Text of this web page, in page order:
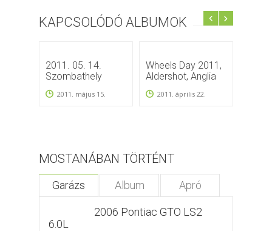
KAPCSOLÓDÓ ALBUMOK
2011. 05. 14.
Szombathely
2011. május 15.
Wheels Day 2011,
Aldershot, Anglia
2011. április 22.
MOSTANÁBAN TÖRTÉNT
Garázs Album Apró
2006 Pontiac GTO LS2
6.0L